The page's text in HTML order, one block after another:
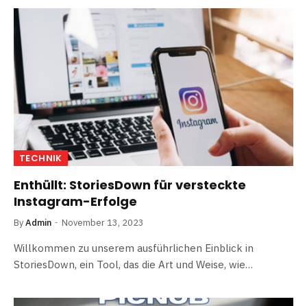
TECHNIK
Enthüllt: StoriesDown für versteckte
Instagram-Erfolge
ByAdmin November 13, 2023
Willkommen zu unserem ausführlichen Einblick in
StoriesDown, ein Tool, das die Art und Weise, wie…